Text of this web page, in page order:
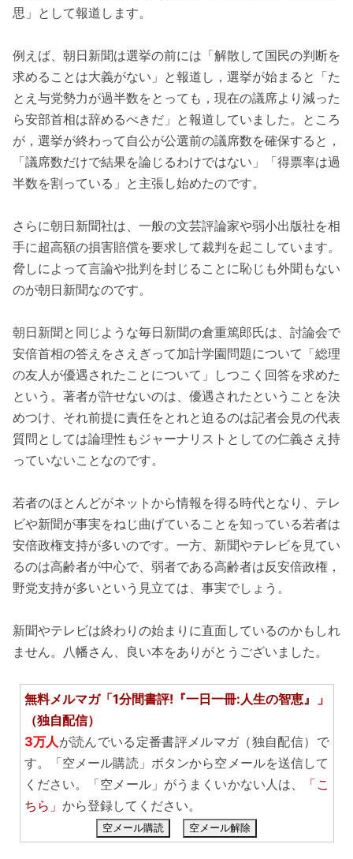
思」として報道します。
例えば、朝日新聞は選挙の前には「解散して国民の判断を
求めることは大義がない」と報道し，選挙が始まると「た
とえ与党勢力が過半数をとっても，現在の議席より減った
ら安部首相は辞めるべきだ」と報道していました。ところ
が，選挙が終わって自公が公選前の議席数を確保すると，
「議席数だけで結果を論じるわけではない」「得票率は過
半数を割っている」と主張し始めたのです。
さらに朝日新聞社は、一般の文芸評論家や弱小出版社を相
手に超高額の損害賠償を要求して裁判を起こしています。
脅しによって言論や批判を封じることに恥じも外聞もない
のが朝日新聞なのです。
朝日新聞と同じような毎日新聞の倉重篤郎氏は、討論会で
安倍首相の答えをさえぎって加計学園問題について「総理
の友人が優遇されたことについて」しつこく回答を求めた
という。著者が許せないのは、優遇されたということを決
めつけ、それ前提に責任をとれと迫るのは記者会見の代表
質問としては論理性もジャーナリストとしての仁義さえ持
っていないことなのです。
若者のほとんどがネットから情報を得る時代となり、テレ
ビや新聞が事実をねじ曲げていることを知っている若者は
安倍政権支持が多いのです。一方、新聞やテレビを見てい
るのは高齢者が中心で、弱者である高齢者は反安倍政権，
野党支持が多いという見立ては、事実でしょう。
新聞やテレビは終わりの始まりに直面しているのかもしれ
ません。八幡さん、良い本をありがとうございました。
無料メルマガ「1分間書評!『一日一冊:人生の智恵』」
（独自配信）
3万人 が読んでいる定番書評メルマガ（独自配信）で
す。「空メール購読」ボタンから空メールを送信して
ください。「空メール」がうまくいかない人は、
「こ
ちら」 から登録してください。
空メール購読 空メール解除